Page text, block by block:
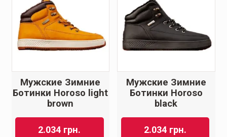
Мужские Зимние
Ботинки Horoso light
brown
2.034 грн.
Мужские Зимние
Ботинки Horoso
black
2.034 грн.